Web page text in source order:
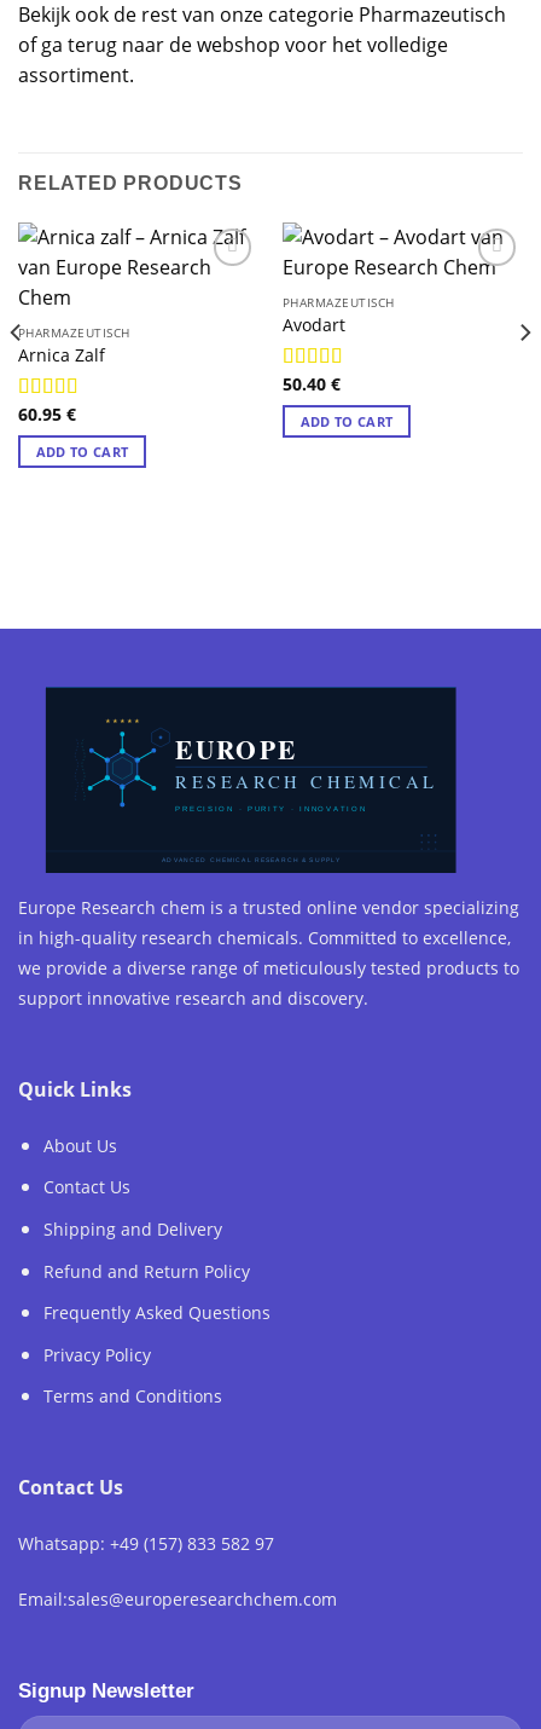
Bekijk ook de rest van onze categorie Pharmazeutisch
of ga terug naar dewebshop voor het volledige
assortiment.
RELATED PRODUCTS
PHARMAZEUTISCH
Arnica Zalf
Rated4.89
out of 5
60.95 €
ADD TO CART
PHARMAZEUTISCH
Avodart
Rated4.78
out of 5
50.40 €
ADD TO CART
Europe Research chem is a trusted online vendor specializing
in high-quality research chemicals. Committed to excellence,
we provide a diverse range of meticulously tested products to
support innovative research and discovery.
Quick Links
About Us
Contact Us
Shipping and Delivery
Refund and Return Policy
Frequently Asked Questions
Privacy Policy
Terms and Conditions
Contact Us
Whatsapp: +49 (157) 833 582 97
Email:sales@europeresearchchem.com
Signup Newsletter